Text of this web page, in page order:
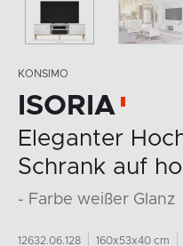
KONSIMO
ISORIA
Eleganter
Schrank auf
- Farbe weißer Glanz
12632.06.128 160x53x40 cm